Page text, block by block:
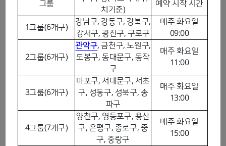
그룹
치기준)
예약 시작 시간
1그룹(6개구)
강남구, 강동구, 강북구,
강서구, 광진구, 구로구
매주 화요일
09:00
2그룹(6개구)
관악구, 금천구, 노원구,
도봉구, 동대문구, 동작
구
매주 화요일
11:00
3그룹(6개구)
마포구, 서대문구, 서초
구, 성동구, 성북구, 송
파구
매주 화요일
13:00
4그룹(7개구)
양천구, 영등포구, 용산
구, 은평구, 종로구, 중
구, 중랑구
매주 화요일
15:00
서울형 키즈카페 예약
일반형 키즈카페 New 여기저기 키즈카페
검색 초기화